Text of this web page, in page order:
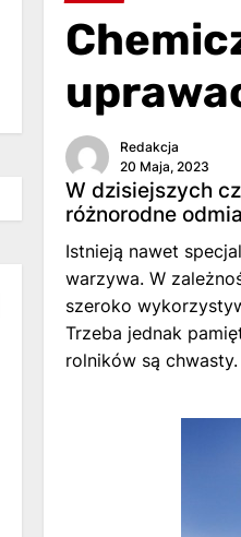
Redakcja
20 Maja, 2023
W dzisiejszych
różnorodne
Istnieją nawet
warzywa. W
szeroko
Trzeba jednak
rolników są chwasty.